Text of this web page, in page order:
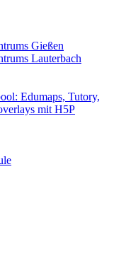
Gießen
Lauterbach
Edumaps, Tutory,
mit H5P